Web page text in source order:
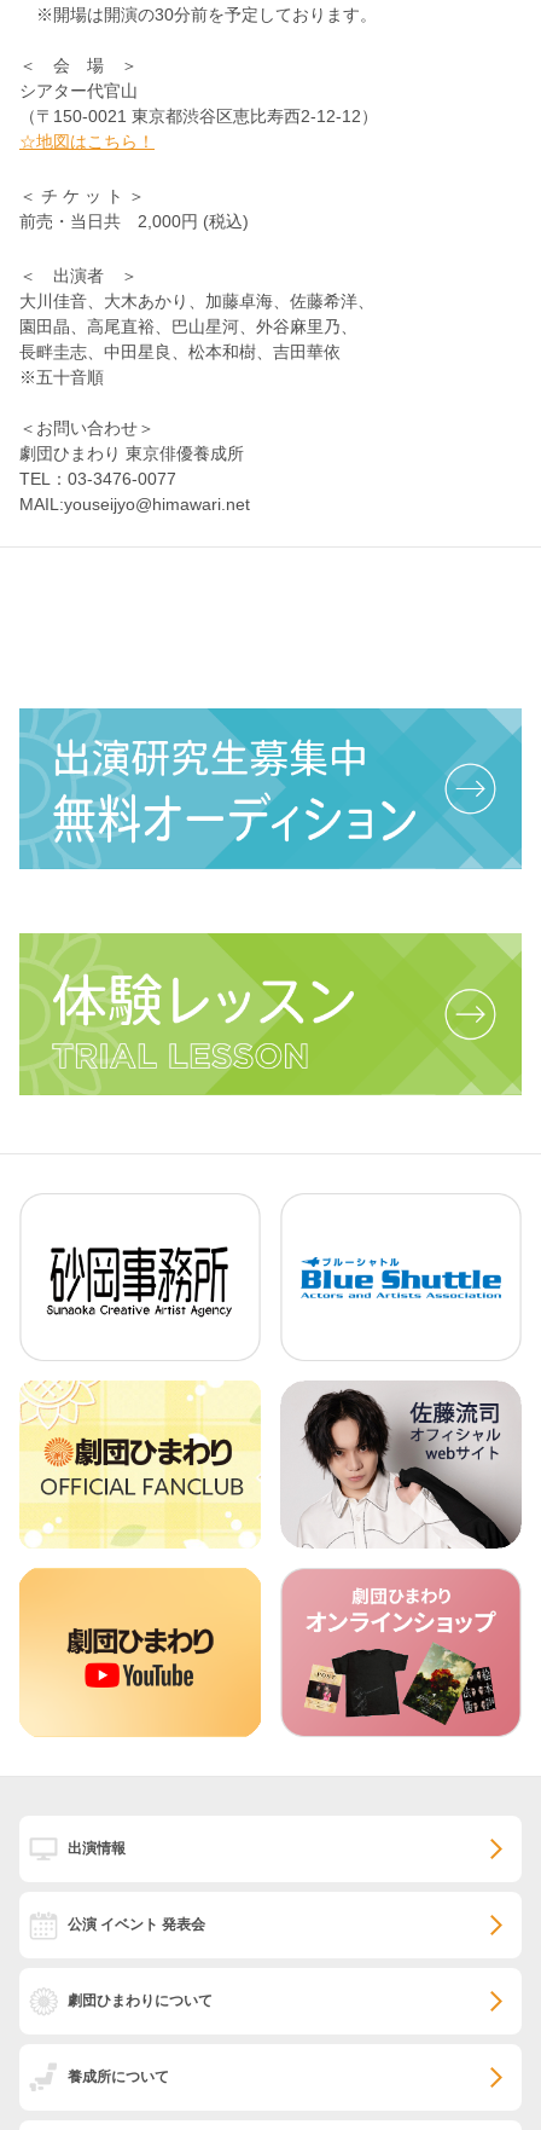
※開場は開演の30分前を予定しております。
＜ 会 場 ＞
シアター代官山
（〒150-0021 東京都渋谷区恵比寿西2-12-12）
☆地図はこちら！
＜ チ ケ ッ ト ＞
前売・当日共 2,000円 (税込)
＜ 出演者 ＞
大川佳音、大木あかり、加藤卓海、佐藤希洋、
園田晶、高尾直裕、巴山星河、外谷麻里乃、
長畔圭志、中田星良、松本和樹、吉田華依
※五十音順
＜お問い合わせ＞
劇団ひまわり 東京俳優養成所
TEL：03-3476-0077
MAIL:youseijyo@himawari.net
出演情報
公演 イベント 発表会
劇団ひまわりについて
養成所について